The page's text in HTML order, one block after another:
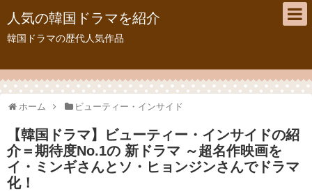
人気の韓国ドラマを紹介
韓国ドラマの歴代人気作品
ホーム ビューティー・インサイド
【韓国ドラマ】ビューティー・インサイドの紹
介＝期待度No.1の 新ドラマ ～超名作映画を
イ・ミンギさんとソ・ヒョンジンさんでドラマ
化！